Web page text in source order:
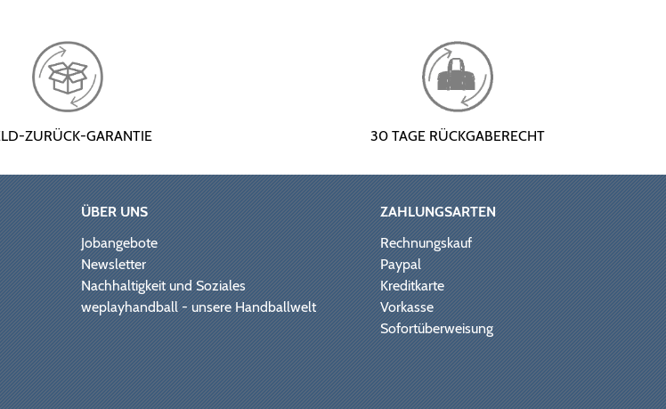
ZURÜCK-GARANTIE 30 TAGE RÜCKGABERECHT
ÜBER UNS
Jobangebote
Newsletter
Nachhaltigkeit und Soziales
weplayhandball - unsere Handballwelt
ZAHLUNGSARTEN
Rechnungskauf
Paypal
Kreditkarte
Vorkasse
Sofortüberweisung